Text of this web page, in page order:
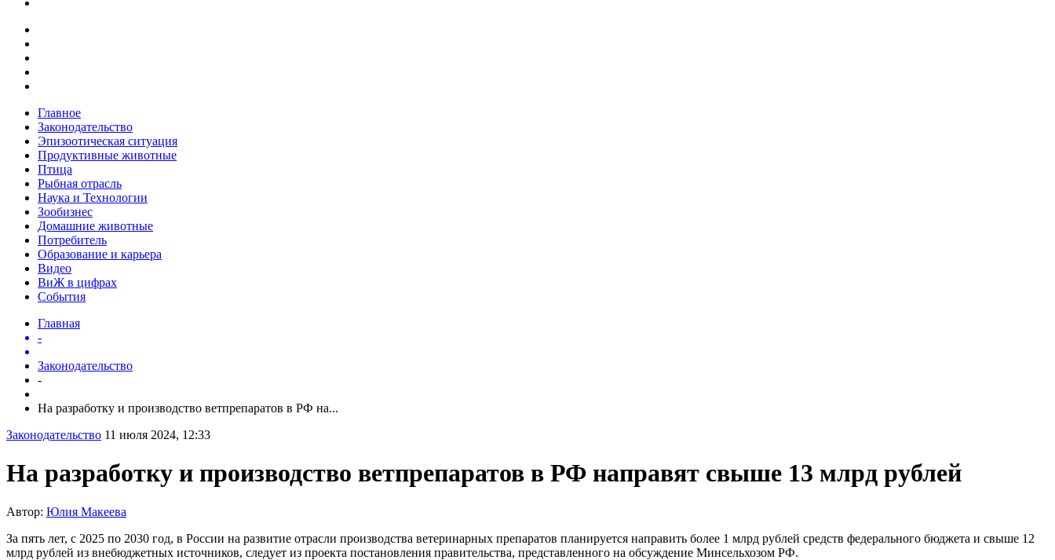
Главное
Законодательство
Эпизоотическая ситуация
Продуктивные животные
Птица
Рыбная отрасль
Наука и Технологии
Зообизнес
Домашние животные
Потребитель
Образование и карьера
Видео
ВиЖ в цифрах
События
Главная
-
Законодательство
-
На разработку и производство ветпрепаратов в РФ на...
Законодательство 11 июля 2024, 12:33
На разработку и производство ветпрепаратов в РФ направят свыше 13 млрд рублей
Автор: Юлия Макеева
За пять лет, с 2025 по 2030 год, в России на развитие отрасли производства ветеринарных препаратов планируется направить более 1 млрд рублей средств федерального бюджета и свыше 12
млрд рублей из внебюджетных источников, следует из проекта постановления правительства, представленного на обсуждение Минсельхозом РФ.